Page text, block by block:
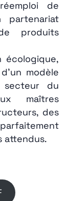
de
partenariat
produits
écologique,
modèle
du
maîtres
des
attendus.